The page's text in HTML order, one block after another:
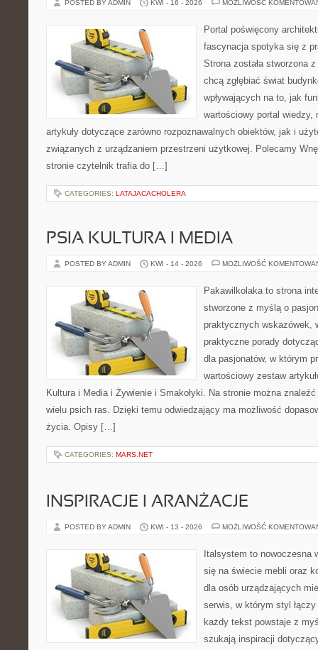
POSTED BY ADMIN KWI - 16 - 2026 MOŻLIWOŚĆ
Portal poświęcony
fascynacja spotyka się z
Strona została stworzona
chcą zgłębiać świat
wpływających na to, jak
wartościowy portal
artykuły dotyczące zarówno rozpoznawalnych obiektów, jak i
związanych z urządzaniem przestrzeni użytkowej. Polecamy
stronie czytelnik trafia do […]
CATEGORIES: LATAJACACHOLERA
PSIA KULTURA I MEDIA
POSTED BY ADMIN KWI - 14 - 2026 MOŻLIWOŚĆ
Pakawilkolaka to strona
stworzone z myślą o
praktycznych wskazówek,
praktyczne porady
dla pasjonatów, w którym
wartościowy zestaw
Kultura i Media i Żywienie i Smakołyki. Na stronie można
wielu psich ras. Dzięki temu odwiedzający ma możliwość
życia. Opisy […]
CATEGORIES: MARS.NET
INSPIRACJE I ARANŻACJE
POSTED BY ADMIN KWI - 13 - 2026 MOŻLIWOŚĆ
Italsystem to nowoczesna
się na świecie mebli oraz
dla osób urządzających
serwis, w którym styl
każdy tekst powstaje z
szukają inspiracji